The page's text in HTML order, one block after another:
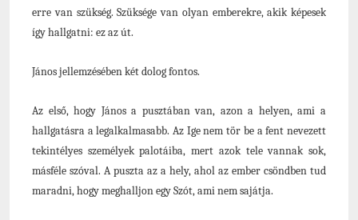
erre van szükség. Szüksége van olyan emberekre, akik képesek
így hallgatni: ez az út.
János jellemzésében két dolog fontos.
Az első, hogy János a pusztában van, azon a helyen, ami a
hallgatásra a legalkalmasabb. Az Ige nem tör be a fent nevezett
tekintélyes személyek palotáiba, mert azok tele vannak sok,
másféle szóval. A puszta az a hely, ahol az ember csöndben tud
maradni, hogy meghalljon egy Szót, ami nem sajátja.